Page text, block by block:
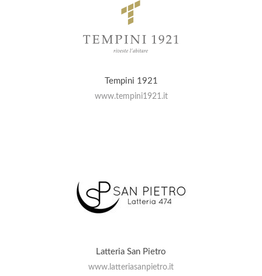
Tempini 1921
www.tempini1921.it
Latteria San Pietro
www.latteriasanpietro.it